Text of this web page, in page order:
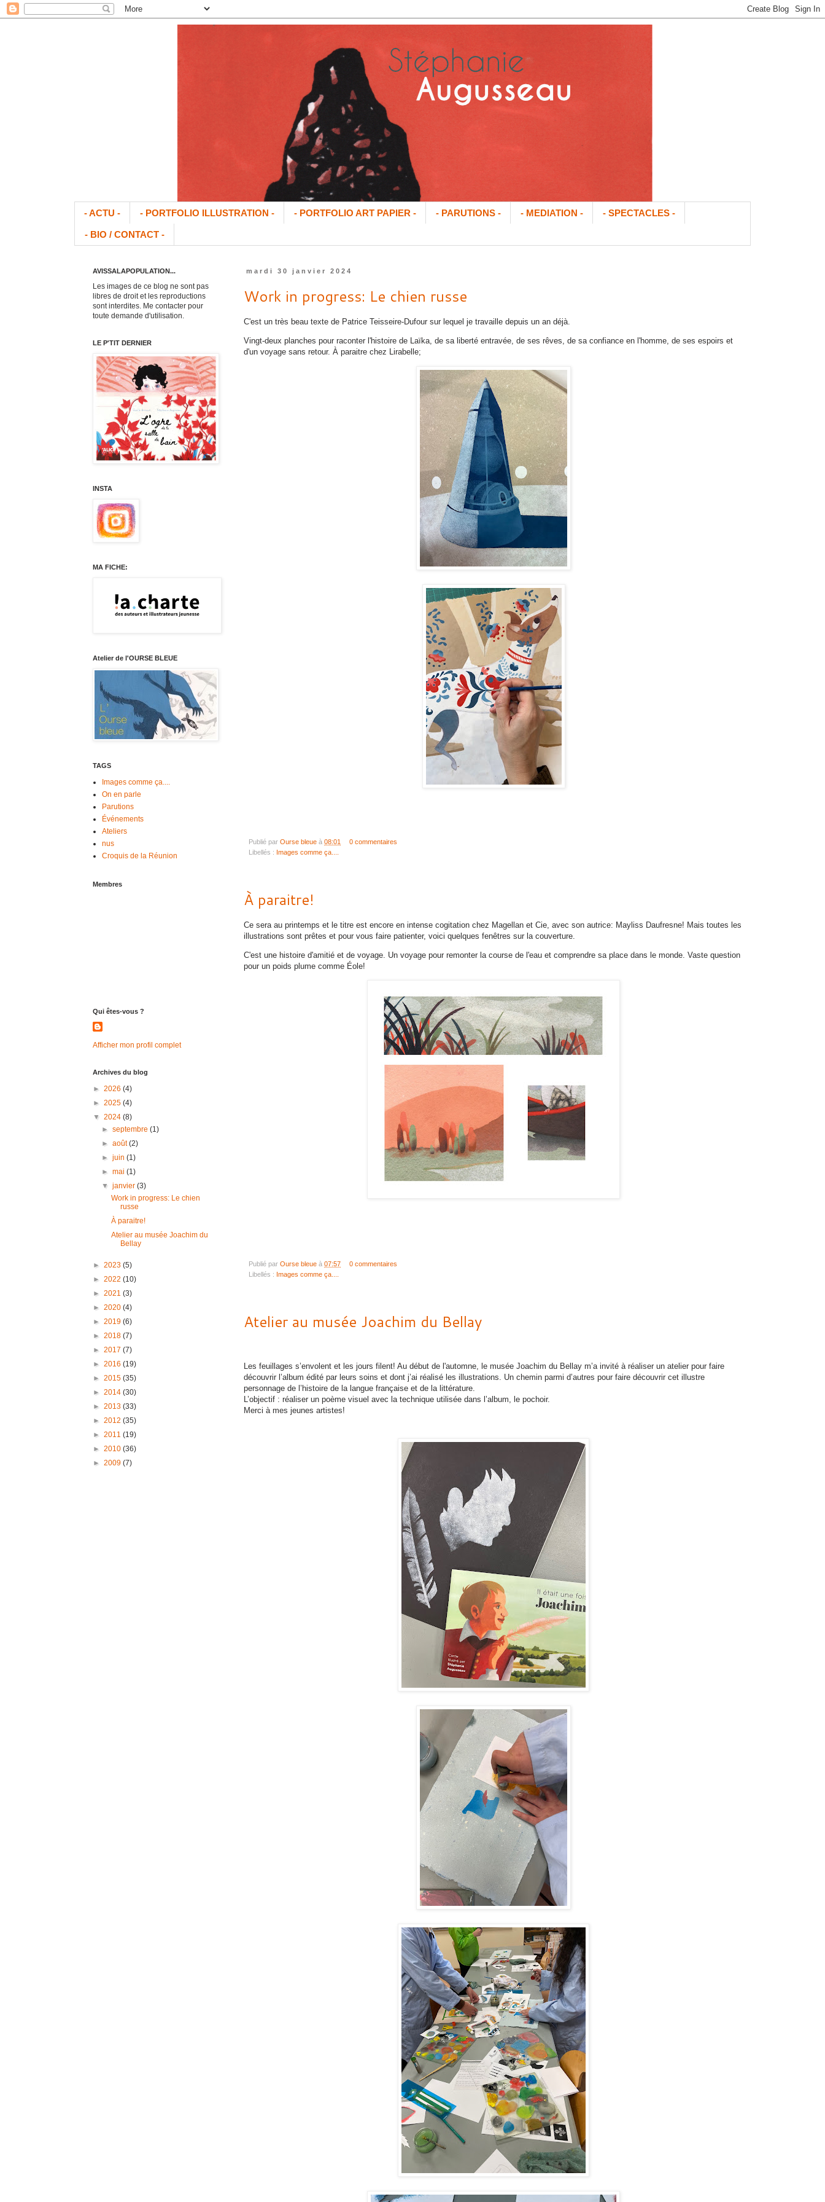
- ACTU - - PORTFOLIO ILLUSTRATION - - PORTFOLIO ART PAPIER - - PARUTIONS - - MEDIATION - - SPECTACLES -
- BIO / CONTACT -
mardi 30 janvier 2024
Work in progress: Le chien russe
C'est un très beau texte de Patrice Teisseire-Dufour sur lequel je travaille depuis un an déjà.
Vingt-deux planches pour raconter l'histoire de Laïka, de sa liberté entravée, de ses rêves, de sa confiance en l'homme, de ses espoirs et
d'un voyage sans retour. À paraitre chez Lirabelle;
Publié par Ourse bleue à 08:01
0 commentaires
Libellés : Images comme ça....
À paraitre!
Ce sera au printemps et le titre est encore en intense cogitation chez Magellan et Cie, avec son autrice: Mayliss Daufresne! Mais toutes les
illustrations sont prêtes et pour vous faire patienter, voici quelques fenêtres sur la couverture.
C'est une histoire d'amitié et de voyage. Un voyage pour remonter la course de l'eau et comprendre sa place dans le monde. Vaste question
pour un poids plume comme Éole!
Publié par Ourse bleue à 07:57
0 commentaires
Libellés : Images comme ça....
Atelier au musée Joachim du Bellay
Les feuillages s’envolent et les jours filent! Au début de l'automne, le musée Joachim du Bellay m’a invité à réaliser un atelier pour faire
découvrir l’album édité par leurs soins et dont j’ai réalisé les illustrations. Un chemin parmi d’autres pour faire découvrir cet illustre
personnage de l’histoire de la langue française et de la littérature.
L’objectif : réaliser un poème visuel avec la technique utilisée dans l’album, le pochoir.
Merci à mes jeunes artistes!
AVISSALAPOPULATION...
Les images de ce blog ne sont pas
libres de droit et les reproductions
sont interdites. Me contacter pour
toute demande d'utilisation.
LE P'TIT DERNIER
INSTA
MA FICHE:
Atelier de l'OURSE BLEUE
TAGS
Images comme ça....
On en parle
Parutions
Événements
Ateliers
nus
Croquis de la Réunion
Membres
Qui êtes-vous ?
Afficher mon profil complet
Archives du blog
► 2026 (4)
► 2025 (4)
▼ 2024 (8)
►septembre(1)
►août(2)
►juin(1)
►mai(1)
▼janvier(3)
Work in progress: Le chien
russe
À paraitre!
Atelier au musée Joachim du
Bellay
► 2023 (5)
► 2022 (10)
► 2021 (3)
► 2020 (4)
► 2019 (6)
► 2018 (7)
► 2017 (7)
► 2016 (19)
► 2015 (35)
► 2014 (30)
► 2013 (33)
► 2012 (35)
► 2011 (19)
► 2010 (36)
► 2009 (7)